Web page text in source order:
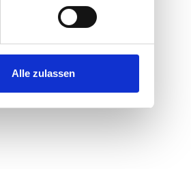
Alle zulassen